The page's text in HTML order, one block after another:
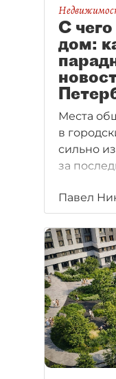
С
дом:
Места
в
сильно
за
Павел